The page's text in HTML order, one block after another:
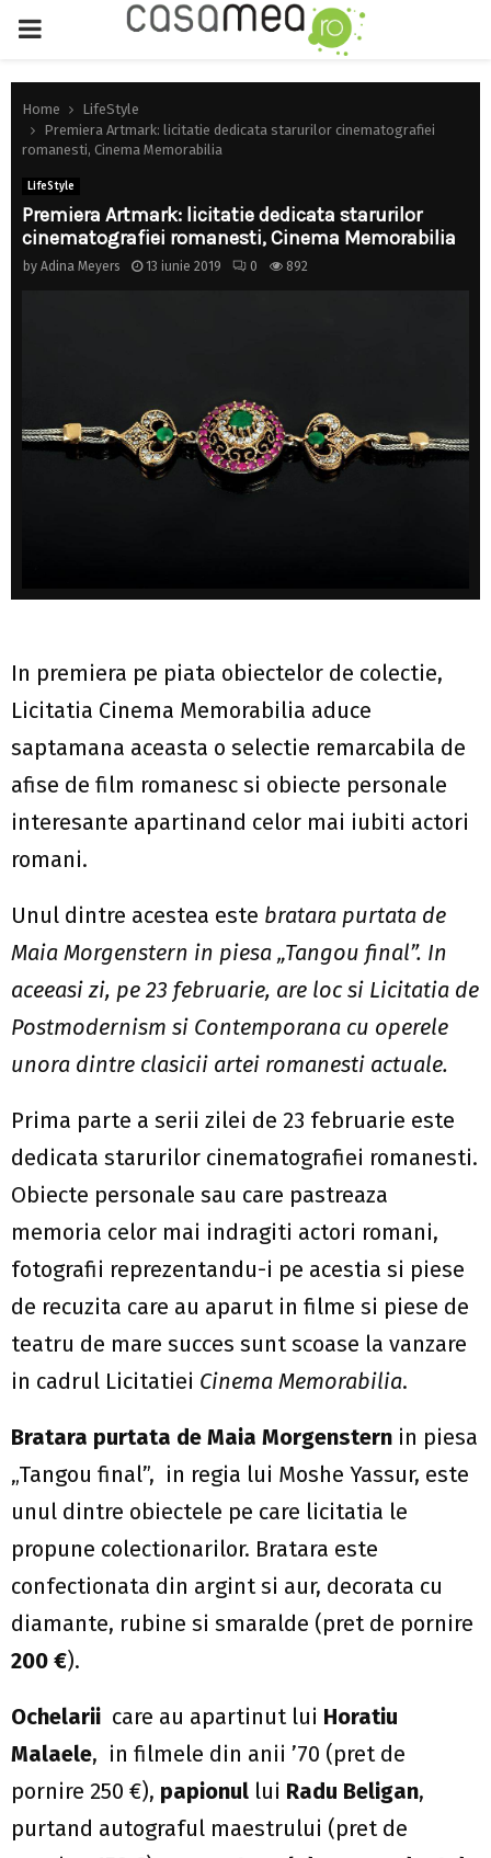
PRIMARY
MENU
Home
LifeStyle
Premiera Artmark: licitatie dedicata starurilor cinematografiei
romanesti, Cinema Memorabilia
LifeStyle
Premiera Artmark: licitatie dedicata starurilor
cinematografiei romanesti, Cinema Memorabilia
by Adina Meyers 13 iunie 2019 0 892
In premiera pe piata obiectelor de colectie,
Licitatia Cinema Memorabilia aduce
saptamana aceasta o selectie remarcabila de
afise de film romanesc si obiecte personale
interesante apartinand celor mai iubiti actori
romani.
Unul dintre acestea este bratara purtata de
Maia Morgenstern in piesa „Tangou final”. In
aceeasi zi, pe 23 februarie, are loc si Licitatia de
Postmodernism si Contemporana cu operele
unora dintre clasicii artei romanesti actuale.
Prima parte a serii zilei de 23 februarie este
dedicata starurilor cinematografiei romanesti.
Obiecte personale sau care pastreaza
memoria celor mai indragiti actori romani,
fotografii reprezentandu-i pe acestia si piese
de recuzita care au aparut in filme si piese de
teatru de mare succes sunt scoase la vanzare
in cadrul Licitatiei Cinema Memorabilia.
Bratara purtata de Maia Morgenstern in piesa
„Tangou final”, in regia lui Moshe Yassur, este
unul dintre obiectele pe care licitatia le
propune colectionarilor. Bratara este
confectionata din argint si aur, decorata cu
diamante, rubine si smaralde (pret de pornire
200 €).
Ochelarii care au apartinut lui Horatiu
Malaele, in filmele din anii ’70 (pret de
pornire 250 €), papionul lui Radu Beligan,
purtand autograful maestrului (pret de